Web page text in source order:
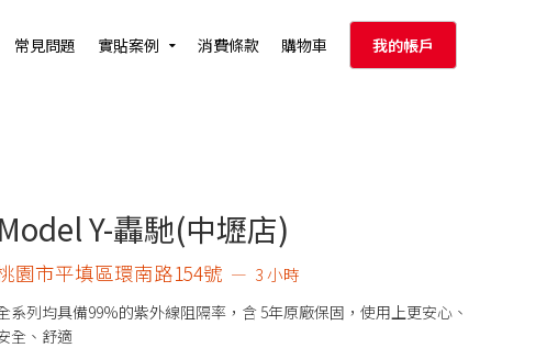
常見問題 實貼案例 消費條款 購物車 我的帳戶
Model Y-轟馳(中壢店)
園市平填區環南路154號 3 小時
系列均具備99%的紫外線阻隔率，含 5年原廠保固，使用上更安心、
全、舒適